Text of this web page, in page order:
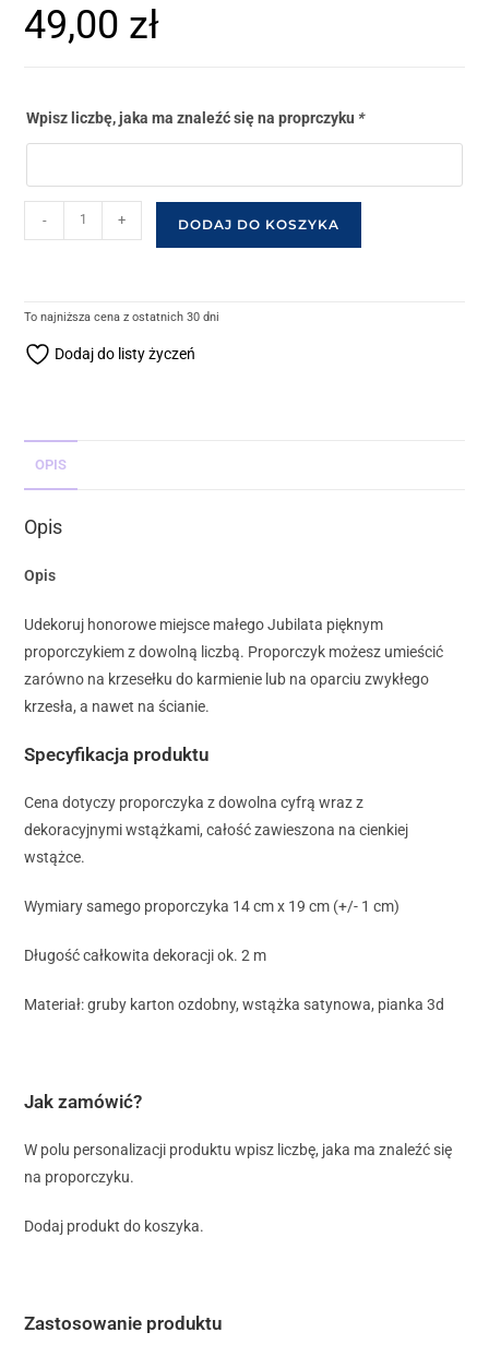
49,00 zł
Wpisz liczbę, jaka ma znaleźć się na proprczyku *
- + DODAJ DO KOSZYKA
To najniższa cena z ostatnich 30 dni
Dodaj do listy życzeń
OPIS
Opis
Opis
Udekoruj honorowe miejsce małego Jubilata pięknym
proporczykiem z dowolną liczbą. Proporczyk możesz umieścić
zarówno na krzesełku do karmienie lub na oparciu zwykłego
krzesła, a nawet na ścianie.
Specyfikacja produktu
Cena dotyczy proporczyka z dowolna cyfrą wraz z
dekoracyjnymi wstążkami, całość zawieszona na cienkiej
wstążce.
Wymiary samego proporczyka 14 cm x 19 cm (+/- 1 cm)
Długość całkowita dekoracji ok. 2 m
Materiał: gruby karton ozdobny, wstążka satynowa, pianka 3d
Jak zamówić?
W polu personalizacji produktu wpisz liczbę, jaka ma znaleźć się
na proporczyku.
Dodaj produkt do koszyka.
Zastosowanie produktu